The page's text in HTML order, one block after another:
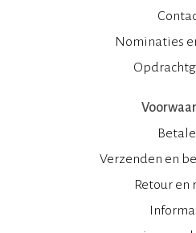
Nominaties
Verzenden en
Retour en